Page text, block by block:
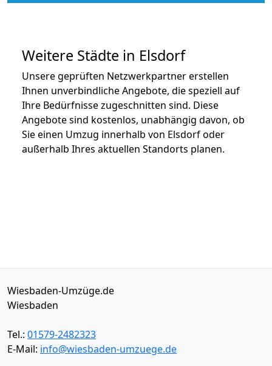
Weitere Städte in Elsdorf
Unsere geprüften Netzwerkpartner erstellen
Ihnen unverbindliche Angebote, die speziell auf
Ihre Bedürfnisse zugeschnitten sind. Diese
Angebote sind kostenlos, unabhängig davon, ob
Sie einen Umzug innerhalb von Elsdorf oder
außerhalb Ihres aktuellen Standorts planen.
Wiesbaden-Umzüge.de
Wiesbaden
Tel.: 01579-2482323
E-Mail: info@wiesbaden-umzuege.de